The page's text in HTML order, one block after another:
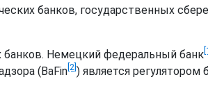
банков, государственных
Немецкий федеральный банк
(BaFin [2] ) является регулятором